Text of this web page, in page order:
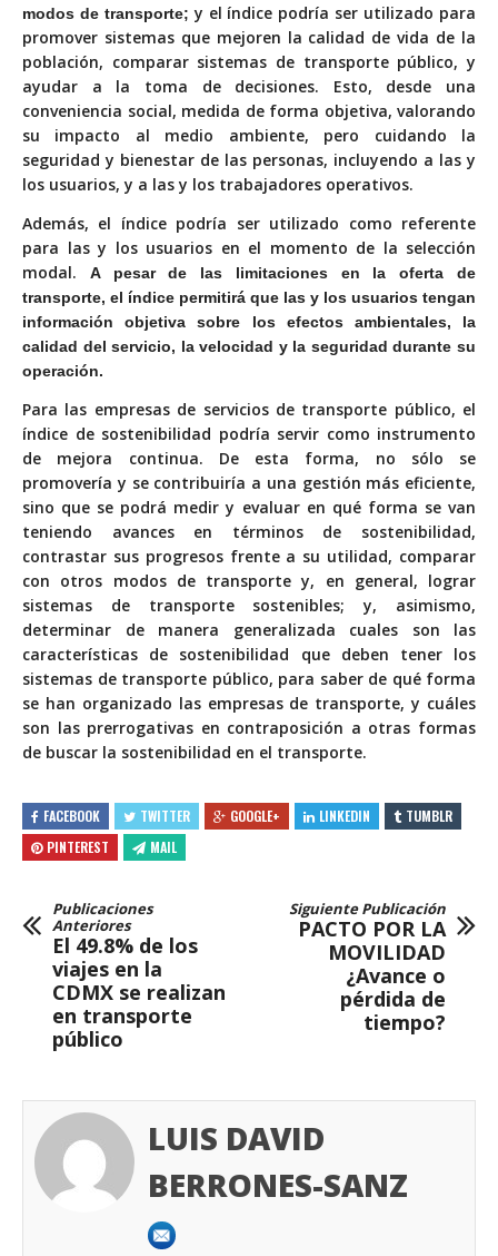
modos de transporte; y el índice podría ser utilizado para
promover sistemas que mejoren la calidad de vida de la
población, comparar sistemas de transporte público, y
ayudar a la toma de decisiones. Esto, desde una
conveniencia social, medida de forma objetiva, valorando
su impacto al medio ambiente, pero cuidando la
seguridad y bienestar de las personas, incluyendo a las y
los usuarios, y a las y los trabajadores operativos.
Además, el índice podría ser utilizado como referente
para las y los usuarios en el momento de la selección
modal.
A pesar de las limitaciones en la oferta de
transporte, el índice permitirá que las y los usuarios tengan
información objetiva sobre los efectos ambientales, la
calidad del servicio, la velocidad y la seguridad durante su
operación.
Para las empresas de servicios de transporte público, el
índice de sostenibilidad podría servir como instrumento
de mejora continua. De esta forma, no sólo se
promovería y se contribuiría a una gestión más eficiente,
sino que se podrá medir y evaluar en qué forma se van
teniendo avances en términos de sostenibilidad,
contrastar sus progresos frente a su utilidad, comparar
con otros modos de transporte y, en general, lograr
sistemas de transporte sostenibles; y, asimismo,
determinar de manera generalizada cuales son las
características de sostenibilidad que deben tener los
sistemas de transporte público, para saber de qué forma
se han organizado las empresas de transporte, y cuáles
son las prerrogativas en contraposición a otras formas
de buscar la sostenibilidad en el transporte.
FACEBOOK TWITTER GOOGLE+ LINKEDIN
TUMBLR
PINTEREST
MAIL
Publicaciones
Anteriores
El 49.8% de los
viajes en la
CDMX se realizan
en transporte
público
Siguiente Publicación
PACTO POR LA
MOVILIDAD
¿Avance o
pérdida de
tiempo?
LUIS DAVID
BERRONES-SANZ